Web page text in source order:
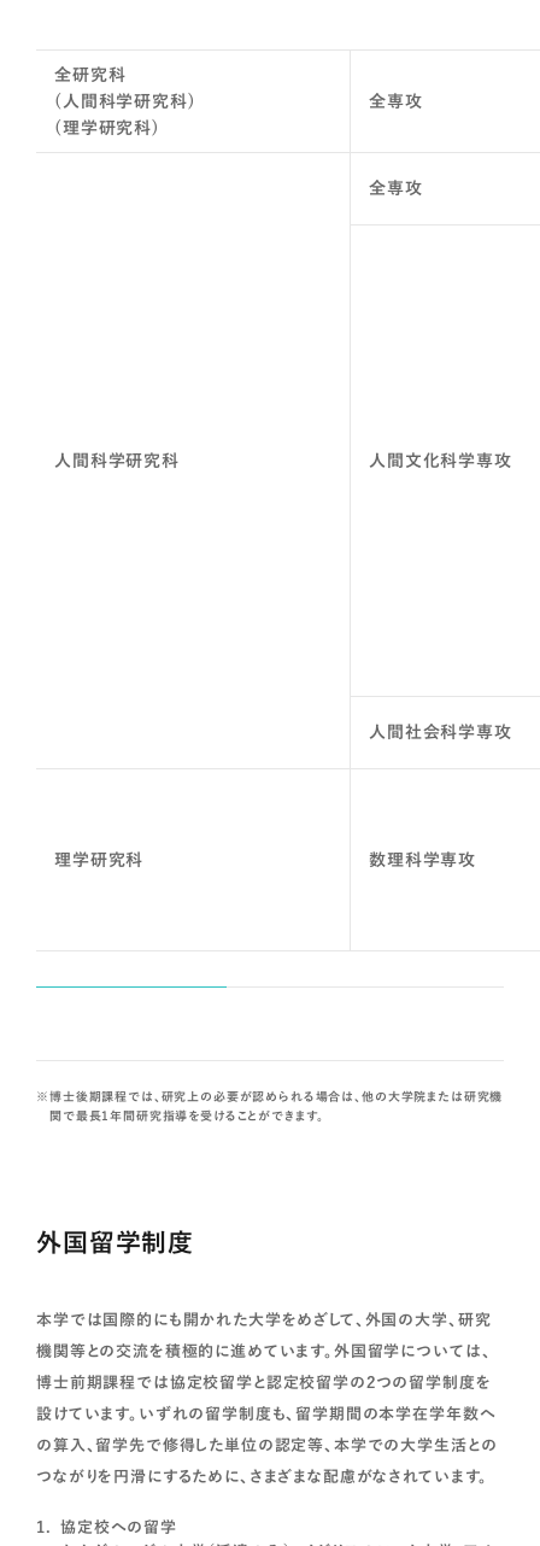
全研究科
(人間科学研究科)
(理学研究科)
全専攻
人間科学研究科
全専攻
人間文化科学専攻
人間社会科学専攻
理学研究科 数理科学専攻
博士後期課程では、研究上の必要が認められる場合は、他の大学院または研究機
関で最長1年間研究指導を受けることができます。
外国留学制度
本学では国際的にも開かれた大学をめざして、外国の大学、研究
機関等との交流を積極的に進めています。外国留学については、
博士前期課程では協定校留学と認定校留学の2つの留学制度を
設けています。いずれの留学制度も、留学期間の本学在学年数へ
の算入、留学先で修得した単位の認定等、本学での大学生活との
つながりを円滑にするために、さまざまな配慮がなされています。
協定校への留学